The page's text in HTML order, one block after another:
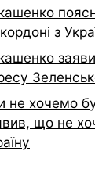
з
не хочемо
що не